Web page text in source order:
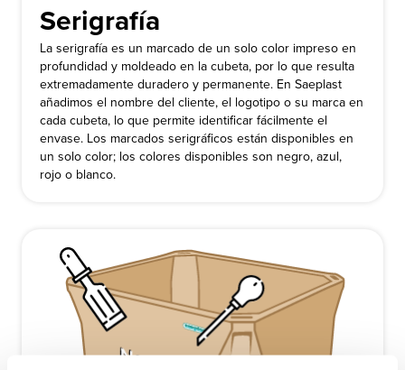
Serigrafía
La serigrafía es un marcado de un solo color impreso en
profundidad y moldeado en la cubeta, por lo que resulta
extremadamente duradero y permanente. En Saeplast
añadimos el nombre del cliente, el logotipo o su marca en
cada cubeta, lo que permite identificar fácilmente el
envase. Los marcados serigráficos están disponibles en
un solo color; los colores disponibles son negro, azul,
rojo o blanco.